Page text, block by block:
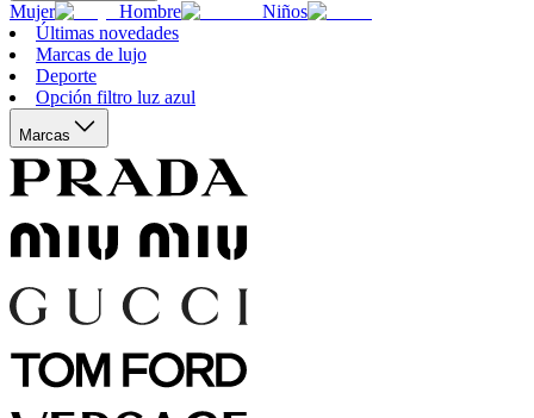
Mujer Hombre
Niños
Últimas novedades
Marcas de lujo
Deporte
Opción filtro luz azul
Marcas